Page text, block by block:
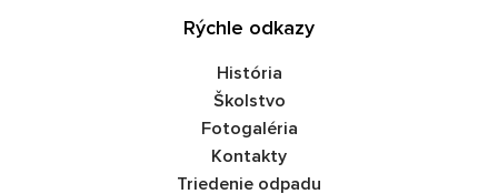
Rýchle odkazy
História
Školstvo
Fotogaléria
Kontakty
Triedenie odpadu